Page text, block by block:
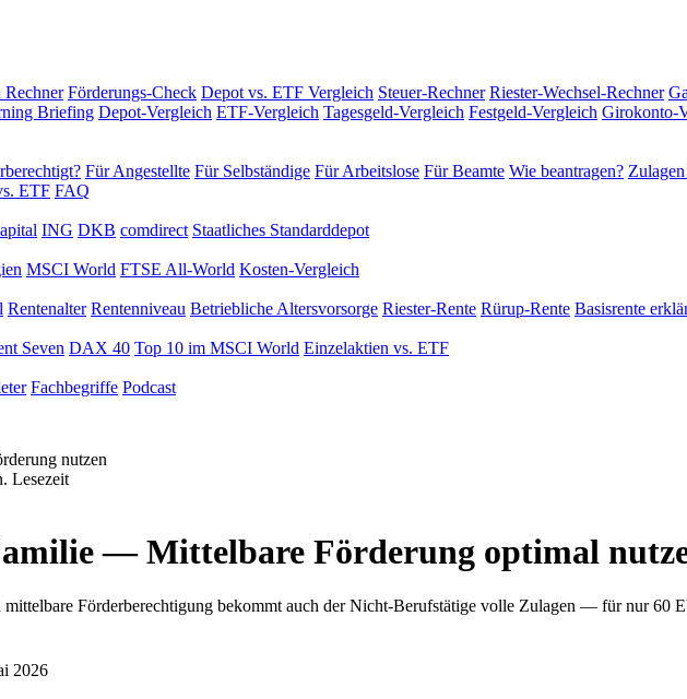
Rechner Förderungs-Check Depot vs. ETF Vergleich Steuer-Rechner Riester-Wechsel-Rechner
Briefing Depot-Vergleich ETF-Vergleich Tagesgeld-Vergleich Festgeld-Vergleich Girokonto-
Für Angestellte Für Selbständige Für Arbeitslose Für Beamte Wie beantragen?
ETF FAQ
ING DKB comdirect Staatliches Standarddepot
MSCI World FTSE All-World Kosten-Vergleich
Rentenalter Rentenniveau Betriebliche Altersvorsorge Riester-Rente Rürup-Rente Basisrente
Seven DAX 40 Top 10 im MSCI World Einzelaktien vs. ETF
Fachbegriffe Podcast
Lesezeit
— Mittelbare Förderung optimal
Förderberechtigung bekommt auch der Nicht-Berufstätige volle Zulagen — für nur 60
2026